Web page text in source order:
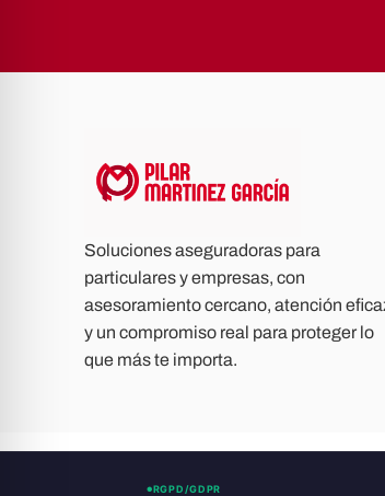
Soluciones aseguradoras para
particulares y empresas, con
asesoramiento cercano, atención
y un compromiso real para proteger lo
que más te importa.
RGPD/GDPR